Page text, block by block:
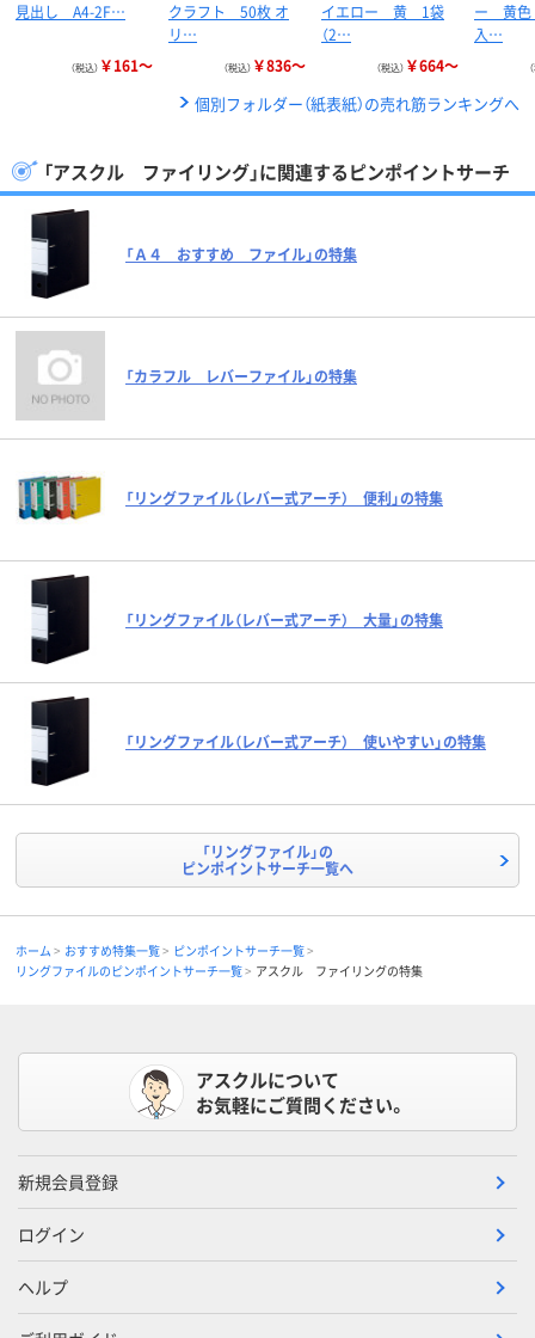
見出し A4-2F…
（税込） ￥161～
クラフト 50枚 オ
リ…
（税込） ￥836～
イエロー 黄 1袋
（2…
（税込） ￥664～
ー 黄色
入…
個別フォルダー（紙表紙）の売れ筋ランキングへ
「アスクル ファイリング」に関連するピンポイントサーチ
「Ａ４ おすすめ ファイル」の特集
「カラフル レバーファイル」の特集
「リングファイル（レバー式アーチ） 便利」の特集
「リングファイル（レバー式アーチ） 大量」の特集
「リングファイル（レバー式アーチ） 使いやすい」の特集
「リングファイル」の
ピンポイントサーチ一覧へ
ホーム おすすめ特集一覧
ピンポイントサーチ一覧
リングファイルのピンポイントサーチ一覧
アスクル ファイリングの特集
アスクルについて
お気軽にご質問ください。
新規会員登録
ログイン
ヘルプ